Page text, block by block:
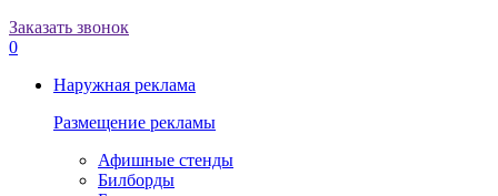
Заказать звонок
0
Наружная реклама
Размещение рекламы
Афишные стенды
Билборды